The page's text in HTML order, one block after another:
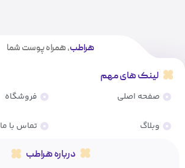
هراطب، همراه پوست شما
لینک های مهم
صفحه اصلی
وبلاگ
فروشگاه
تماس با ما
درباره هراطب